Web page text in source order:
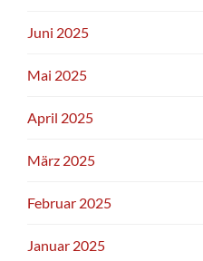
Juni 2025
Mai 2025
April 2025
März 2025
Februar 2025
Januar 2025